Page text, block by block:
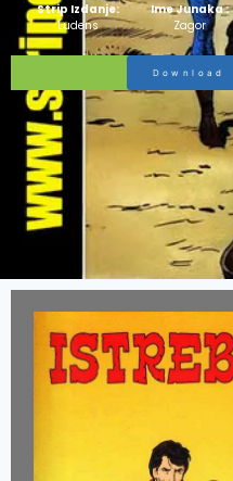
Strip Izdanje:
Ludens
Ime Junaka :
Zagor